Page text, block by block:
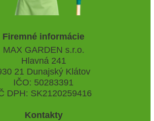
Firemné informácie
MAX GARDEN s.r.o.
Hlavná 241
21 Dunajský Klátov
IČO: 50283391
DPH: SK2120259416
Kontakty